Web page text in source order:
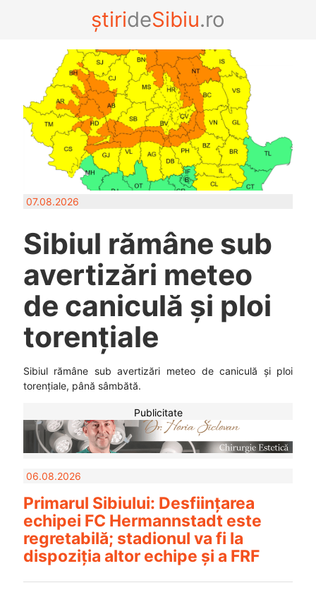
știrideSibiu.ro
07.08.2026
Sibiul rămâne sub
avertizări meteo
de caniculă și ploi
torențiale
Sibiul rămâne sub avertizări meteo de caniculă și ploi
torențiale, până sâmbătă.
Publicitate
06.08.2026
Primarul Sibiului: Desființarea
echipei FC Hermannstadt este
regretabilă; stadionul va fi la
dispoziția altor echipe și a FRF